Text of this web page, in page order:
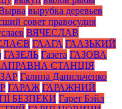
вырубка деревьев
совет правосудия
ВЯЧЕСЛАВ
ГААГА ГААЗЬКИЙ
ГАЗЕЛЬ Газета ГАЗОВА
СТАНЦІЯ
Галина Данильченко
ГАРАЖ ГАРАЖНИЙ
БЕЗПЕКИ Гарет Бэйл